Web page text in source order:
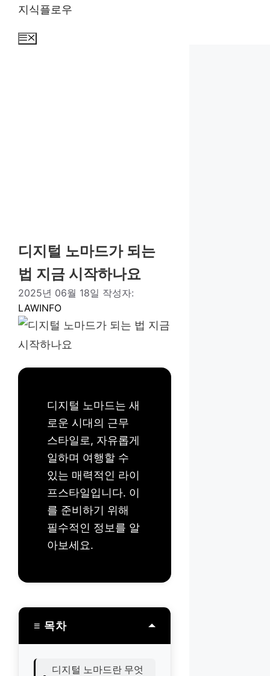
지식플로우
메
디지털 노마드가 되는
법 지금 시작하나요
2025년 06월 18일 작성자:
LAWINFO
디지털 노마드는 새
로운 시대의 근무
스타일로, 자유롭게
일하며 여행할 수
있는 매력적인 라이
프스타일입니다. 이
를 준비하기 위해
필수적인 정보를 알
아보세요.
≡ 목차
디지털 노마드란 무엇